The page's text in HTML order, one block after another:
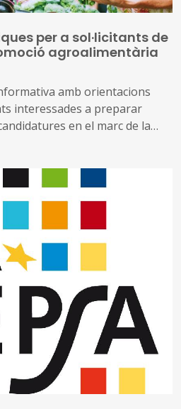
per a sol·licitants de
agroalimentària
amb orientacions
interessades a preparar
en el marc de la